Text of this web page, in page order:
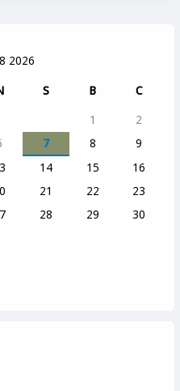
2026
S B
C
1
2
7 8
9
14 15
16
21 22
23
28 29
30